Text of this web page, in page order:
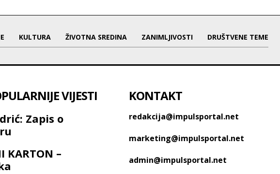
KULTURA ŽIVOTNA SREDINA ZANIMLJIVOSTI DRUŠTVENE TEME
VIJESTI
Zapis o
KARTON –
KONTAKT
redakcija@impulsportal.net
marketing@impulsportal.net
admin@impulsportal.net